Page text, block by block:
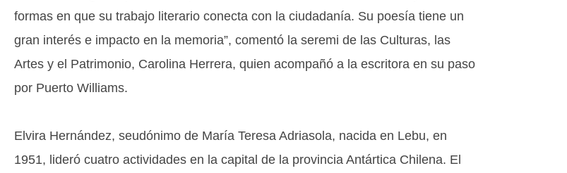
formas en que su trabajo literario conecta con la ciudadanía. Su poesía tiene un
gran interés e impacto en la memoria”, comentó la seremi de las Culturas, las
Artes y el Patrimonio, Carolina Herrera, quien acompañó a la escritora en su paso
por Puerto Williams.
Elvira Hernández, seudónimo de María Teresa Adriasola, nacida en Lebu, en
1951, lideró cuatro actividades en la capital de la provincia Antártica Chilena. El